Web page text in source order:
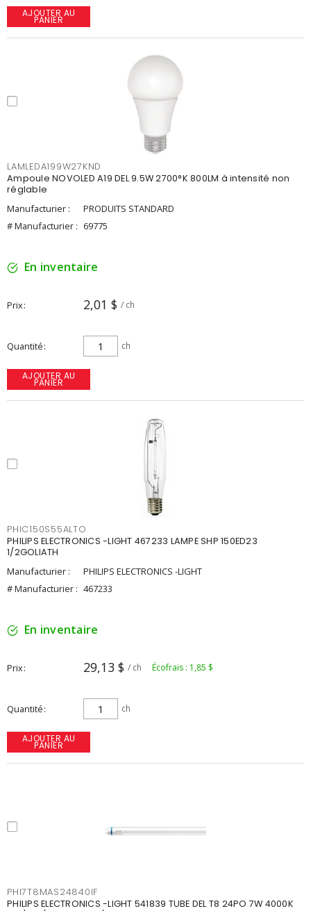
AJOUTER AU
PANIER
LAMLEDA199W27KND
Ampoule NOVOLED A19 DEL 9.5W 2700°K 800LM à intensité non
réglable
Manufacturier :
PRODUITS STANDARD
# Manufacturier : 69775
En inventaire
Prix 2,01 $ / ch
Quantité ch
AJOUTER AU
PANIER
PHIC150S55ALTO
PHILIPS ELECTRONICS -LIGHT 467233 LAMPE SHP 150ED23
1/2GOLIATH
Manufacturier :
PHILIPS ELECTRONICS -LIGHT
# Manufacturier : 467233
En inventaire
Prix 29,13 $ / ch Écofrais : 1,85 $
Quantité ch
AJOUTER AU
PANIER
PHI7T8MAS24840IF
PHILIPS ELECTRONICS -LIGHT 541839 TUBE DEL T8 24PO 7W 4000K